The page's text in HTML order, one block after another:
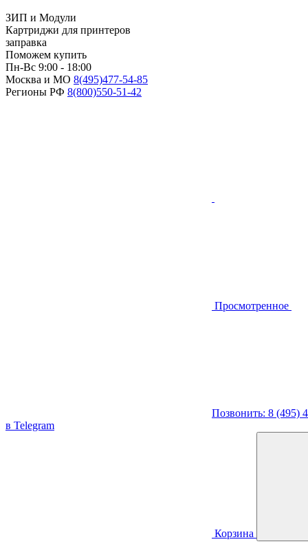
ЗИП и Модули
Картриджи для принтеров
заправка
Поможем купить
Пн-Вс 9:00 - 18:00
Москва и МО 8(495)477-54-85
Регионы РФ 8(800)550-51-42
Просмотренное
Позвонить: 8 (495)
в Telegram
Корзина